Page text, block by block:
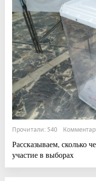
Прочитали: 540
Рассказываем, сколько
участие в выборах